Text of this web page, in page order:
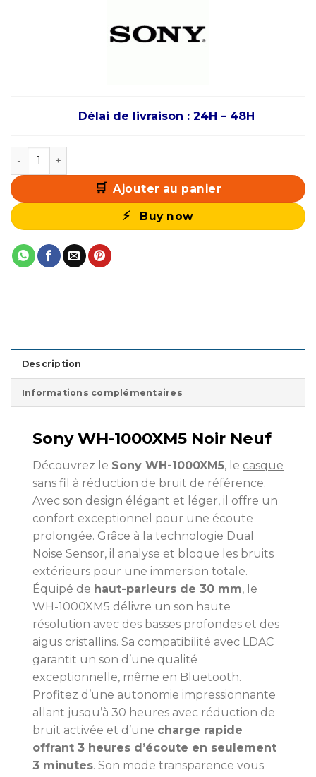
Délai de livraison : 24H – 48H
quantité de Sony WH-1000XM5 Noir Neuf
Ajouter au panier
Buy now
Description
Informations complémentaires
Sony WH-1000XM5 Noir Neuf
Découvrez le Sony WH-1000XM5, le casque
sans fil à réduction de bruit de référence.
Avec son design élégant et léger, il offre un
confort exceptionnel pour une écoute
prolongée. Grâce à la technologie Dual
Noise Sensor, il analyse et bloque les bruits
extérieurs pour une immersion totale.
Équipé de haut-parleurs de 30 mm, le
WH-1000XM5 délivre un son haute
résolution avec des basses profondes et des
aigus cristallins. Sa compatibilité avec LDAC
garantit un son d’une qualité
exceptionnelle, même en Bluetooth.
Profitez d’une autonomie impressionnante
allant jusqu’à 30 heures avec réduction de
bruit activée et d’une charge rapide
offrant 3 heures d’écoute en seulement
3 minutes. Son mode transparence vous